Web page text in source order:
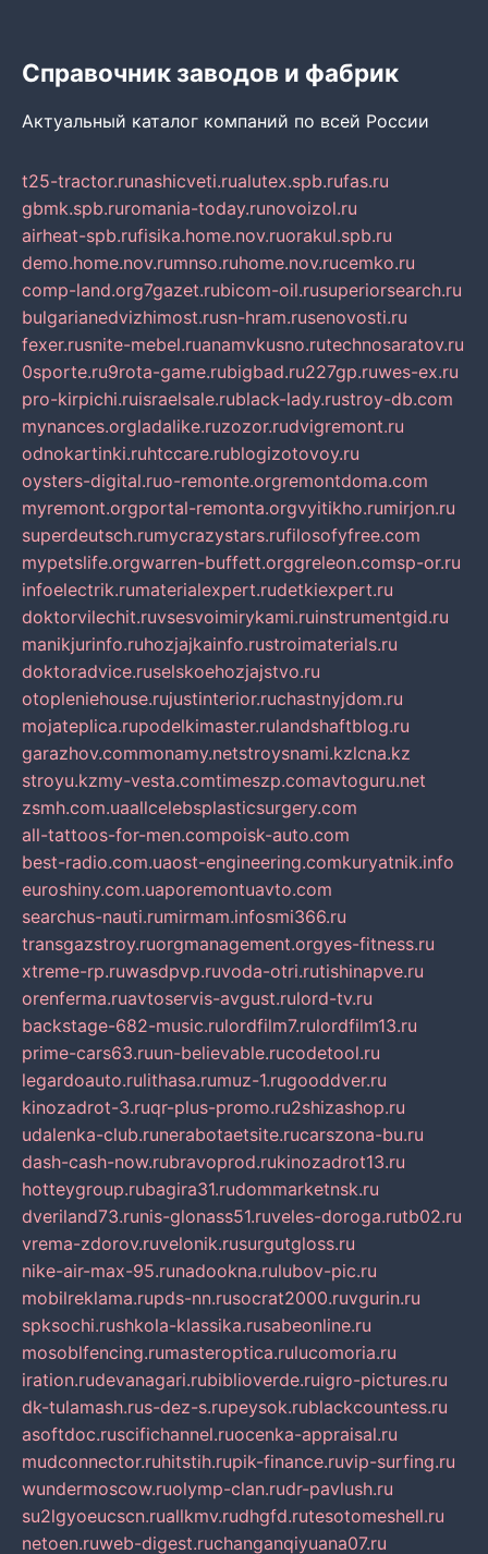
Справочник заводов и фабрик
Актуальный каталог компаний по всей России
t25-tractor.runashicveti.rualutex.spb.rufas.ru
gbmk.spb.ruromania-today.runovoizol.ru
airheat-spb.rufisika.home.nov.ruorakul.spb.ru
demo.home.nov.rumnso.ruhome.nov.rucemko.ru
comp-land.org7gazet.rubicom-oil.rusuperiorsearch.ru
bulgarianedvizhimost.rusn-hram.rusenovosti.ru
fexer.rusnite-mebel.ruanamvkusno.rutechnosaratov.ru
0sporte.ru9rota-game.rubigbad.ru227gp.ruwes-ex.ru
pro-kirpichi.ruisraelsale.rublack-lady.rustroy-db.com
mynances.orgladalike.ruzozor.rudvigremont.ru
odnokartinki.ruhtccare.rublogizotovoy.ru
oysters-digital.ruo-remonte.orgremontdoma.com
myremont.orgportal-remonta.orgvyitikho.rumirjon.ru
superdeutsch.rumycrazystars.rufilosofyfree.com
mypetslife.orgwarren-buffett.orggreleon.comsp-or.ru
infoelectrik.rumaterialexpert.rudetkiexpert.ru
doktorvilechit.ruvsesvoimirykami.ruinstrumentgid.ru
manikjurinfo.ruhozjajkainfo.rustroimaterials.ru
doktoradvice.ruselskoehozjajstvo.ru
otopleniehouse.rujustinterior.ruchastnyjdom.ru
mojateplica.rupodelkimaster.rulandshaftblog.ru
garazhov.commonamy.netstroysnami.kzlcna.kz
stroyu.kzmy-vesta.comtimeszp.comavtoguru.net
zsmh.com.uaallcelebsplasticsurgery.com
all-tattoos-for-men.compoisk-auto.com
best-radio.com.uaost-engineering.comkuryatnik.info
euroshiny.com.uaporemontuavto.com
searchus-nauti.rumirmam.infosmi366.ru
transgazstroy.ruorgmanagement.orgyes-fitness.ru
xtreme-rp.ruwasdpvp.ruvoda-otri.rutishinapve.ru
orenferma.ruavtoservis-avgust.rulord-tv.ru
backstage-682-music.rulordfilm7.rulordfilm13.ru
prime-cars63.ruun-believable.rucodetool.ru
legardoauto.rulithasa.rumuz-1.rugooddver.ru
kinozadrot-3.ruqr-plus-promo.ru2shizashop.ru
udalenka-club.runerabotaetsite.rucarszona-bu.ru
dash-cash-now.rubravoprod.rukinozadrot13.ru
hotteygroup.rubagira31.rudommarketnsk.ru
dveriland73.runis-glonass51.ruveles-doroga.rutb02.ru
vrema-zdorov.ruvelonik.rusurgutgloss.ru
nike-air-max-95.runadookna.rulubov-pic.ru
mobilreklama.rupds-nn.rusocrat2000.ruvgurin.ru
spksochi.rushkola-klassika.rusabeonline.ru
mosoblfencing.rumasteroptica.rulucomoria.ru
iration.rudevanagari.rubiblioverde.ruigro-pictures.ru
dk-tulamash.rus-dez-s.rupeysok.rublackcountess.ru
asoftdoc.ruscifichannel.ruocenka-appraisal.ru
mudconnector.ruhitstih.rupik-finance.ruvip-surfing.ru
wundermoscow.ruolymp-clan.rudr-pavlush.ru
su2lgyoeucscn.ruallkmv.rudhgfd.rutesotomeshell.ru
netoen.ruweb-digest.ruchanganqiyuana07.ru